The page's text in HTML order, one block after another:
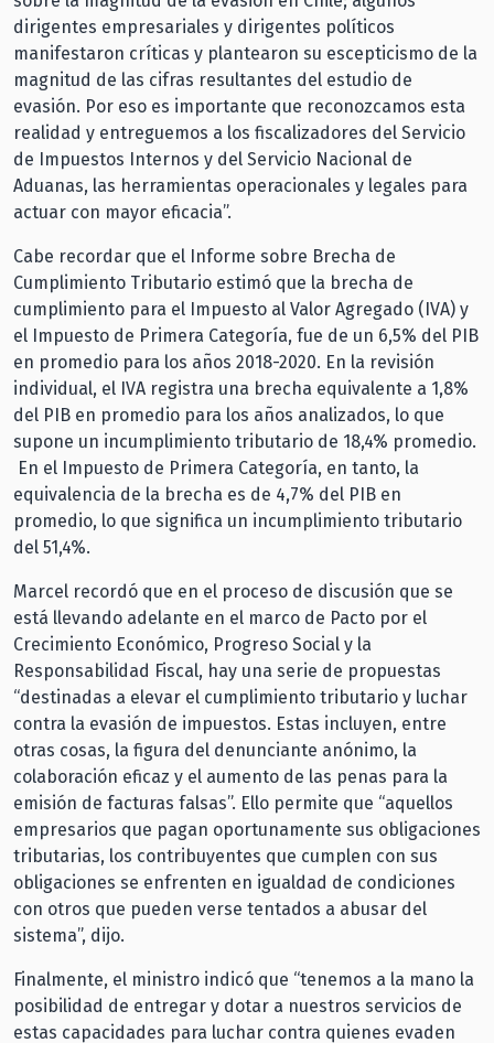
dirigentes empresariales y dirigentes políticos
manifestaron críticas y plantearon su escepticismo de la
magnitud de las cifras resultantes del estudio de
evasión. Por eso es importante que reconozcamos esta
realidad y entreguemos a los fiscalizadores del Servicio
de Impuestos Internos y del Servicio Nacional de
Aduanas, las herramientas operacionales y legales para
actuar con mayor eficacia”.
Cabe recordar que el Informe sobre Brecha de
Cumplimiento Tributario estimó que la brecha de
cumplimiento para el Impuesto al Valor Agregado (IVA) y
el Impuesto de Primera Categoría, fue de un 6,5% del PIB
en promedio para los años 2018-2020. En la revisión
individual, el IVA registra una brecha equivalente a 1,8%
del PIB en promedio para los años analizados, lo que
supone un incumplimiento tributario de 18,4% promedio.
En el Impuesto de Primera Categoría, en tanto, la
equivalencia de la brecha es de 4,7% del PIB en
promedio, lo que significa un incumplimiento tributario
del 51,4%.
Marcel recordó que en el proceso de discusión que se
está llevando adelante en el marco de Pacto por el
Crecimiento Económico, Progreso Social y la
Responsabilidad Fiscal, hay una serie de propuestas
“destinadas a elevar el cumplimiento tributario y luchar
contra la evasión de impuestos. Estas incluyen, entre
otras cosas, la figura del denunciante anónimo, la
colaboración eficaz y el aumento de las penas para la
emisión de facturas falsas”. Ello permite que “aquellos
empresarios que pagan oportunamente sus obligaciones
tributarias, los contribuyentes que cumplen con sus
obligaciones se enfrenten en igualdad de condiciones
con otros que pueden verse tentados a abusar del
sistema”, dijo.
Finalmente, el ministro indicó que “tenemos a la mano la
posibilidad de entregar y dotar a nuestros servicios de
estas capacidades para luchar contra quienes evaden